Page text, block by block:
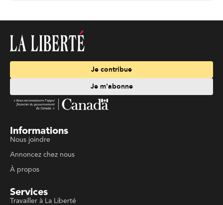
Je contribue
Je m'abonne
Informations
Nous joindre
Annoncez chez nous
À propos
Services
Travailler à La Liberté